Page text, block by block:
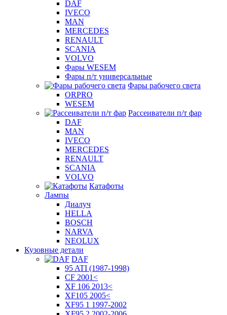
DAF
IVECO
MAN
MERCEDES
RENAULT
SCANIA
VOLVO
Фары WESEM
Фары п/т универсальные
Фары рабочего света
ORPRO
WESEM
Рассеиватели п/т фар
DAF
MAN
IVECO
MERCEDES
RENAULT
SCANIA
VOLVO
Катафоты
Лампы
Диалуч
HELLA
BOSCH
NARVA
NEOLUX
Кузовные детали
DAF
95 ATI (1987-1998)
CF 2001<
XF 106 2013<
XF105 2005<
XF95 1 1997-2002